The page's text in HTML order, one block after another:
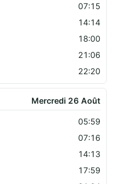
07:15
14:14
18:00
21:06
22:20
Mercredi 26 Août
05:59
07:16
14:13
17:59